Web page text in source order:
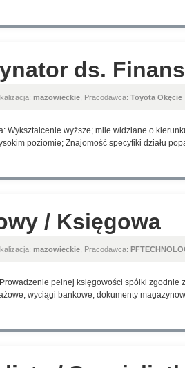
ds.
mazowieckie , Pracodawca: Toyota Okęcie
Wykształcenie wyższe; mile widziane o
poziomie; Znajomość specyfiki działu
/ Księgowa
mazowieckie , Pracodawca:
pełnej księgowości spółki
wyciągi bankowe, dokumenty